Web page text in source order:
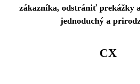
zákazníka, odstrániť prekážky
jednoduchý a
CX